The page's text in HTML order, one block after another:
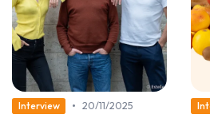
Interview • 20/11/2025